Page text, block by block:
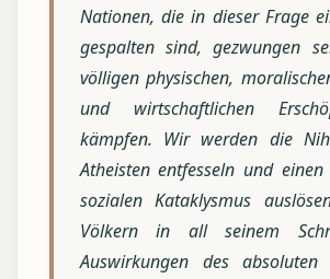
Nationen, die in dieser Frage
gespalten sind, gezwungen
völligen physischen,
und wirtschaftlichen
kämpfen. Wir werden die
Atheisten entfesseln und
sozialen Kataklysmus
Völkern in all seinem
Auswirkungen des absoluten